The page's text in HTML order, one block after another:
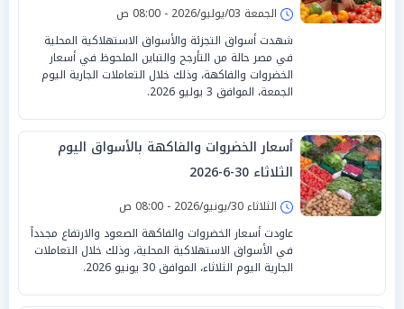
الجمعة 03/يوليو/2026 - 08:00 ص
شهدت أسواق التجزئة والأسواق الاستهلاكية المحلية
في مصر حالة من التأرجح والتباين الملحوظ في أسعار
الخضروات والفاكهة، وذلك خلال التعاملات الجارية اليوم
الجمعة، الموافق 3 يوليو 2026.
أسعار الخضروات والفاكهة بالأسواق اليوم
الثلاثاء 30-6-2026
الثلاثاء 30/يونيو/2026 - 08:00 ص
عاودت أسعار الخضروات والفاكهة الصعود والارتفاع مجدداً
في الأسواق الاستهلاكية المحلية، وذلك خلال التعاملات
الجارية اليوم الثلاثاء، الموافق 30 يونيو 2026.